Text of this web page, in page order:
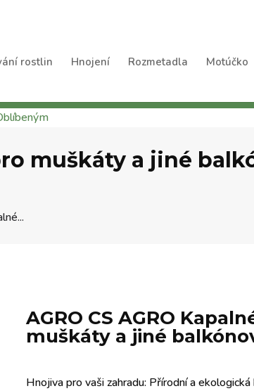
rostlin Hnojení Rozmetadla Motúčko
muškáty a jiné
AGRO CS AGRO
muškáty a jiné
Hnojiva pro vaši zahradu: Přírodní a